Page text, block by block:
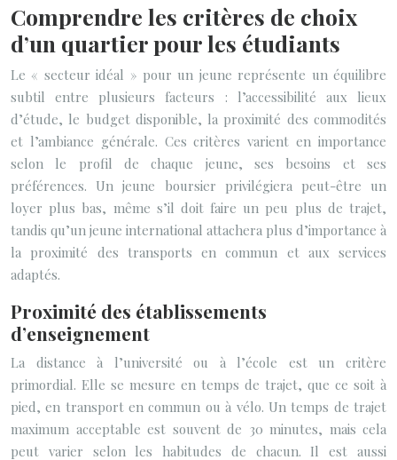
Comprendre les critères de choix
d’un quartier pour les étudiants
Le « secteur idéal » pour un jeune représente un équilibre
subtil entre plusieurs facteurs : l’accessibilité aux lieux
d’étude, le budget disponible, la proximité des commodités
et l’ambiance générale. Ces critères varient en importance
selon le profil de chaque jeune, ses besoins et ses
préférences. Un jeune boursier privilégiera peut-être un
loyer plus bas, même s’il doit faire un peu plus de trajet,
tandis qu’un jeune international attachera plus d’importance à
la proximité des transports en commun et aux services
adaptés.
Proximité des établissements
d’enseignement
La distance à l’université ou à l’école est un critère
primordial. Elle se mesure en temps de trajet, que ce soit à
pied, en transport en commun ou à vélo. Un temps de trajet
maximum acceptable est souvent de 30 minutes, mais cela
peut varier selon les habitudes de chacun. Il est aussi